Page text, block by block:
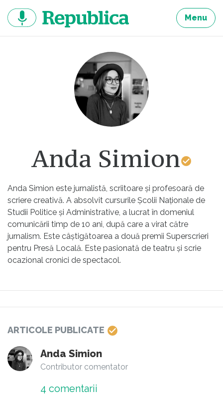
continut
Menu
Anda Simion
Anda Simion este jurnalistă, scriitoare și profesoară de
scriere creativă. A absolvit cursurile Școlii Naționale de
Studii Politice și Administrative, a lucrat în domeniul
comunicării timp de 10 ani, după care a virat către
jurnalism. Este câștigătoarea a două premii Superscrieri
pentru Presă Locală. Este pasionată de teatru și scrie
ocazional cronici de spectacol.
ARTICOLE PUBLICATE
Anda Simion
Contributor comentator
4 comentarii